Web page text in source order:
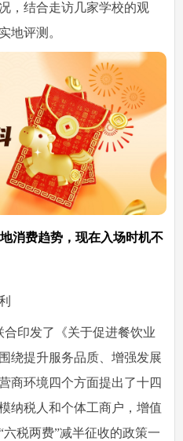
，结合走访几家学校的观
地评测。
消费趋势，现在入场时机不
印发了《关于促进餐饮业
绕提升服务品质、增强发展
商环境四个方面提出了十四
纳税人和个体工商户，增值
税两费”减半征收的政策一